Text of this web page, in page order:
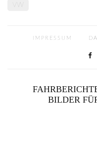
VW
IMPRESSUM
BILDER